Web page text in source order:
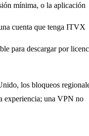
mínima, o la aplicación
cuenta que tenga ITVX
para descargar por
los bloqueos
experiencia; una VPN no